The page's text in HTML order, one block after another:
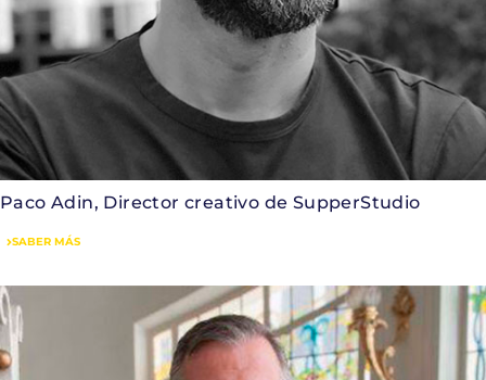
Paco Adin, Director creativo de SupperStudio
SABER MÁS